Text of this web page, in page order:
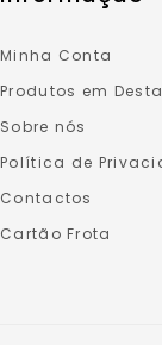
Minha Conta
Produtos em
Sobre nós
Política de
Contactos
Cartão Frota